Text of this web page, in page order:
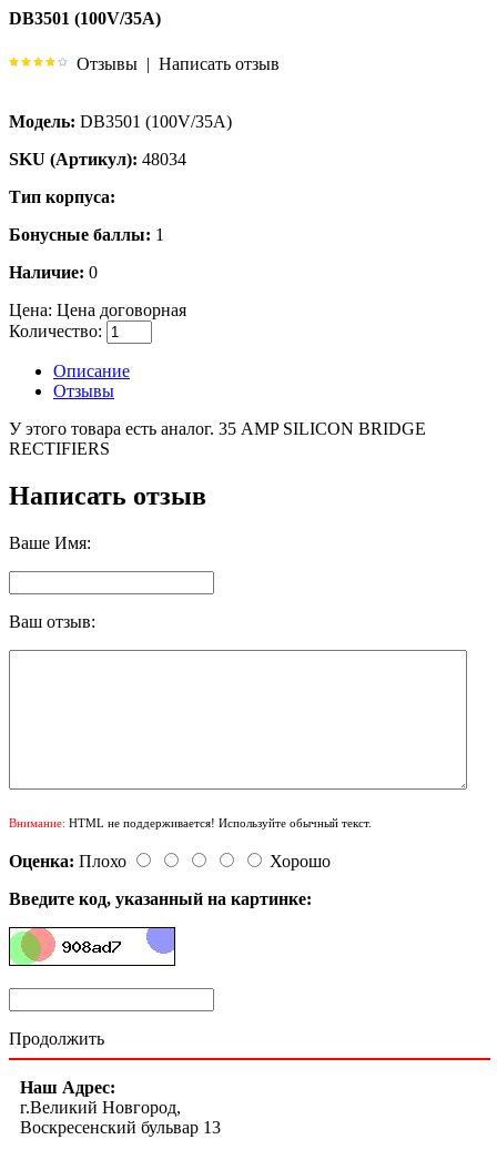
DB3501 (100V/35A)
Отзывы | Написать отзыв
Модель: DB3501 (100V/35A)
SKU (Артикул): 48034
Тип корпуса:
Бонусные баллы: 1
Наличие: 0
Цена: Цена договорная
Количество:
Описание
Отзывы
У этого товара есть аналог. 35 AMP SILICON BRIDGE
RECTIFIERS
Написать отзыв
Ваше Имя:
Ваш отзыв:
Внимание: HTML не поддерживается! Используйте обычный текст.
Оценка: Плохо
Хорошо
Введите код, указанный на картинке:
Продолжить
Наш Адрес:
г.Великий Новгород,
Воскресенский бульвар 13